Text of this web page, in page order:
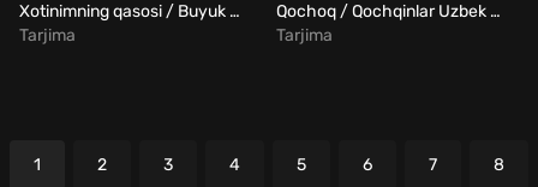
Xotinimning qasosi / Buyuk Singx Sahob Uzbek Tilida
Tarjima
Qochoq / Qochqinlar Uzbek Tilida
Tarjima
1 2 3 4 5 6 7 8